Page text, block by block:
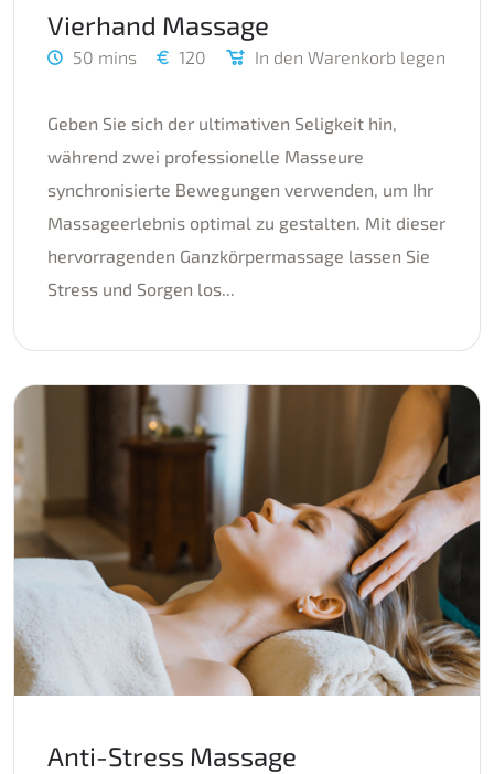
Vierhand Massage
50 mins 120 In den Warenkorb legen
Geben Sie sich der ultimativen Seligkeit hin,
während zwei professionelle Masseure
synchronisierte Bewegungen verwenden, um Ihr
Massageerlebnis optimal zu gestalten. Mit dieser
hervorragenden Ganzkörpermassage lassen Sie
Stress und Sorgen los...
Anti-Stress Massage